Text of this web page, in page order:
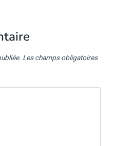
Les champs obligatoires